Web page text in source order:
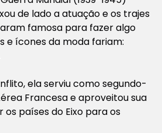
de lado a atuação e os trajes
famosa para fazer algo
e ícones da moda fariam:
ela serviu como segundo-
Francesa e aproveitou sua
países do Eixo para os